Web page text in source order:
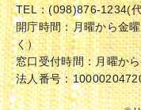
TEL：(098)876-1234(
開庁時間：月曜から金
く）
窓口受付時間：月曜か
法人番号：